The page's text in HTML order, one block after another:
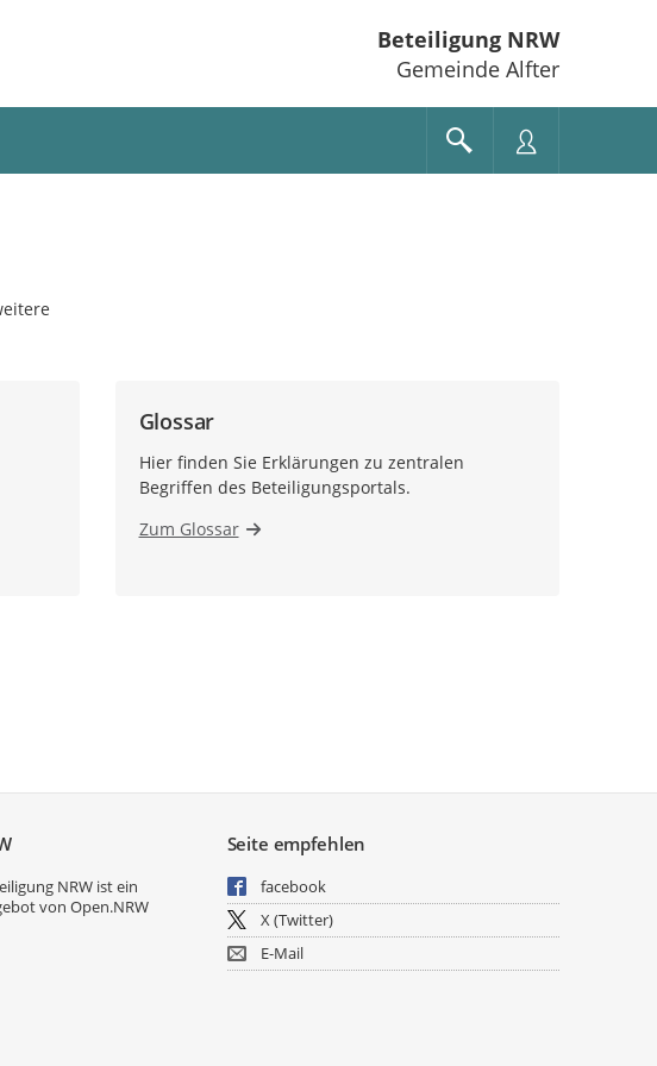
Beteiligung NRW
Gemeinde Alfter
Glossar
Hier finden Sie Erklärungen zu zentralen
Begriffen des Beteiligungsportals.
Zum Glossar
NRW ist ein
vonOpen.NRW
Seite empfehlen
facebook
X (Twitter)
E-Mail